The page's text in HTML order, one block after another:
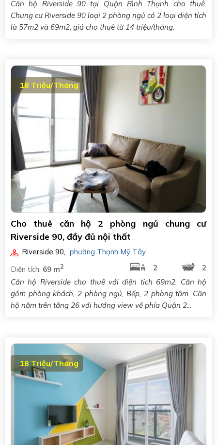
Căn hộ Riverside 90 tại Quận Bình Thạnh cho thuê.
Chung cư Riverside 90 loại 2 phòng ngủ có 2 loại diện tích
là 57m2 và 69m2, giá cho thuê từ 14 triệu/tháng.
18 Triệu/Tháng
Cho thuê căn hộ 2 phòng ngủ chung cư
Riverside 90, đầy đủ nội thất
Riverside 90
phường Thạnh Mỹ Tây
Diện tích: 69 m2 2
2
Căn hộ Riverside cho thuê với diện tích 69m2. Căn hộ
gồm phòng khách, 2 phòng ngủ, Bếp, 2 phòng tắm. Căn
hộ nằm trên tầng 26 với hướng view về phía Quận 2...
18 Triệu/Tháng